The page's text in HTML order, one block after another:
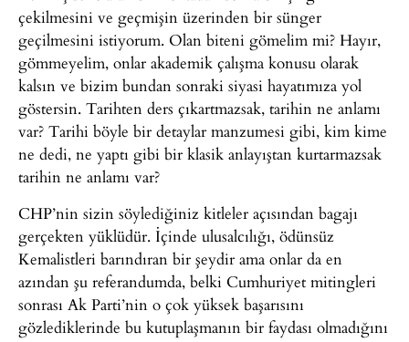
çekilmesini ve geçmişin üzerinden bir sünger
geçilmesini istiyorum. Olan biteni gömelim mi? Hayır,
gömmeyelim, onlar akademik çalışma konusu olarak
kalsın ve bizim bundan sonraki siyasi hayatımıza yol
göstersin. Tarihten ders çıkartmazsak, tarihin ne anlamı
var? Tarihi böyle bir detaylar manzumesi gibi, kim kime
ne dedi, ne yaptı gibi bir klasik anlayıştan kurtarmazsak
tarihin ne anlamı var?
CHP’nin sizin söylediğiniz kitleler açısından bagajı
gerçekten yüklüdür. İçinde ulusalcılığı, ödünsüz
Kemalistleri barındıran bir şeydir ama onlar da en
azından şu referandumda, belki Cumhuriyet mitingleri
sonrası Ak Parti’nin o çok yüksek başarısını
gözlediklerinde bu kutuplaşmanın bir faydası olmadığını